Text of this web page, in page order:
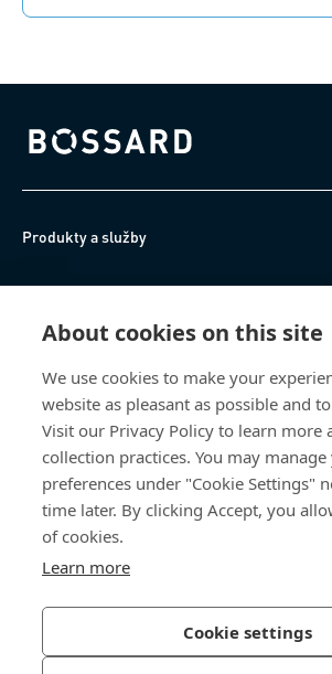
About cookies on this site
We use cookies to make your
website as pleasant as possible and
Visit our Privacy Policy to learn more
collection practices. You may
preferences under "Cookie Settings"
time later. By clicking Accept, you
of cookies.
Learn more
Cookie settings
Bossard homepage
Produkty a služby
Technické informace
O nás
Bossard Česká republika
Tuřanka 1519/115a
627 00 Brno
Zásady ochrany osobních údajů